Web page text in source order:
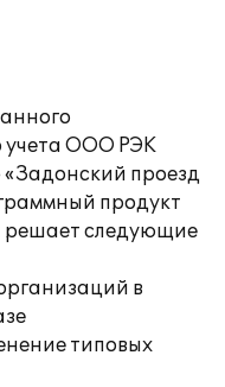
учета ООО РЭК
проезд
продукт
решает следующие
в
типовых